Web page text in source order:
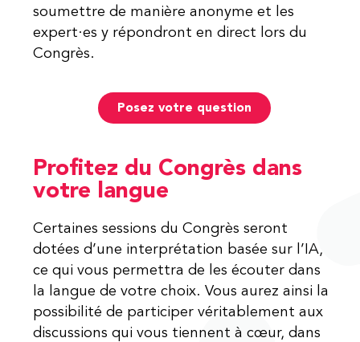
soumettre de manière anonyme et les
expert·es y répondront en direct lors du
Congrès.
Posez votre question
Profitez du Congrès dans
votre langue
Certaines sessions du Congrès seront
dotées d’une interprétation basée sur l’IA,
ce qui vous permettra de les écouter dans
la langue de votre choix. Vous aurez ainsi la
possibilité de participer véritablement aux
discussions qui vous tiennent à cœur, dans